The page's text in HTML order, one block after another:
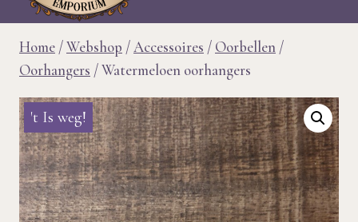
Home /Webshop /Accessoires / Oorbellen /
Oorhangers /Watermeloen oorhangers
't Is weg!